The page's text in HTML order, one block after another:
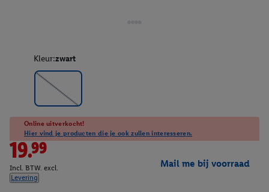
Kleur:zwart
Online uitverkocht!
Hier vind je producten die je ook zullen interesseren.
19.99
Incl. BTW. excl.
Levering
Mail me bij voorraad